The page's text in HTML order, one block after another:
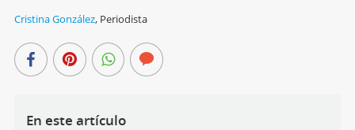
Cristina González, Periodista
En este artículo